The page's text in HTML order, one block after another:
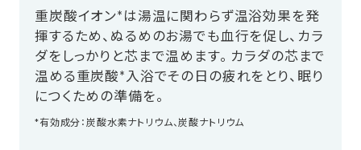
重炭酸イオン*は湯温に関わらず温浴効果を発
揮するため、ぬるめのお湯でも血行を促し、カラ
ダをしっかりと芯まで温めます。 カラダの芯まで
温める重炭酸*入浴でその日の疲れをとり、眠り
につくための準備を。
*有効成分：炭酸水素ナトリウム、炭酸ナトリウム